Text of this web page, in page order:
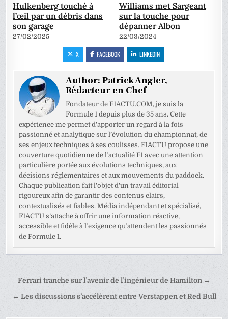
Hulkenberg touché à
l’œil par un débris dans
son garage
27/02/2025
Williams met Sargeant
sur la touche pour
dépanner Albon
22/03/2024
X FACEBOOK LINKEDIN
Author:Patrick Angler,
Rédacteur en Chef
Fondateur de F1ACTU.COM, je suis la
Formule 1 depuis plus de 35 ans. Cette
expérience me permet d’apporter un regard à la fois
passionné et analytique sur l’évolution du championnat, de
ses enjeux techniques à ses coulisses. F1ACTU propose une
couverture quotidienne de l’actualité F1 avec une attention
particulière portée aux évolutions techniques, aux
décisions réglementaires et aux mouvements du paddock.
Chaque publication fait l’objet d’un travail éditorial
rigoureux afin de garantir des contenus clairs,
contextualisés et fiables. Média indépendant et spécialisé,
F1ACTU s’attache à offrir une information réactive,
accessible et fidèle à l’exigence qu’attendent les passionnés
de Formule 1.
Navigation
de
Ferrari tranche sur l’avenir de l’ingénieur de Hamilton →
← Les discussions s’accélèrent entre Verstappen et Red Bull